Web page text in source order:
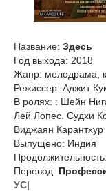
Название: Здесь
Год выхода: 2018
Жанр: мелодрама,
Режиссер: Аджит
В ролях: : Шейн
Лей Лопес. Судхи
Виджаян Карантхур
Выпущено: Индия
Перевод:
УС|